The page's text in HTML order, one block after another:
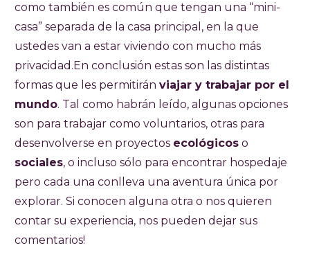
como también es común que tengan una “mini-
casa” separada de la casa principal, en la que
ustedes van a estar viviendo con mucho más
privacidad.En conclusión estas son las distintas
formas que les permitirán viajar y trabajar por el
mundo. Tal como habrán leído, algunas opciones
son para trabajar como voluntarios, otras para
desenvolverse en proyectos ecológicos o
sociales, o incluso sólo para encontrar hospedaje
pero cada una conlleva una aventura única por
explorar. Si conocen alguna otra o nos quieren
contar su experiencia, nos pueden dejar sus
comentarios!